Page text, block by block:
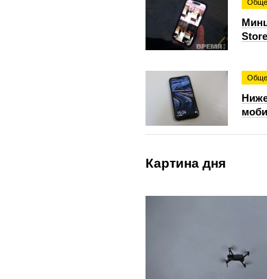
Картина дня